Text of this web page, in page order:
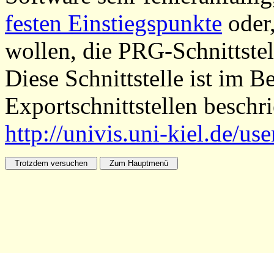
festen Einstiegspunkte
wollen, die PRG-
Diese Schnittstelle ist im
Exportschnittstellen
http://univis.uni-kiel.de/